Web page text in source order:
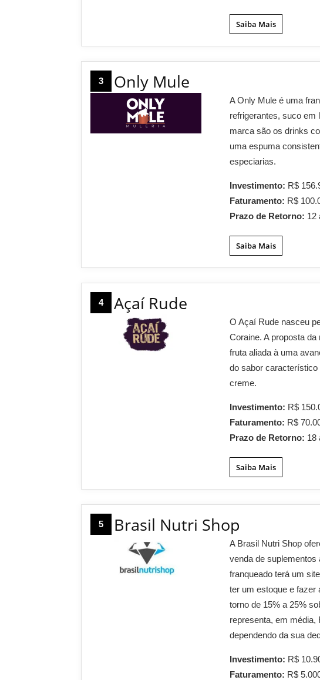
Saiba Mais
3 Only Mule
A Only Mule é uma
refrigerantes, suco em
marca são os drinks
uma espuma
especiarias.
Investimento: R$
Faturamento: R$
Prazo de Retorno: 12
Saiba Mais
4 Açaí Rude
O Açaí Rude nasceu
Coraine. A proposta
fruta aliada à uma
do sabor
creme.
Investimento: R$
Faturamento: R$
Prazo de Retorno: 18
Saiba Mais
5 Brasil Nutri Shop
A Brasil Nutri Shop
venda de suplementos
franqueado terá um
ter um estoque e fazer
torno de 15% a 25%
representa, em média,
dependendo da sua
Investimento: R$
Faturamento: R$